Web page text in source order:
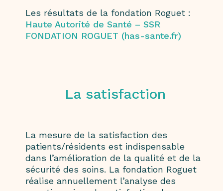
Les résultats de la fondation Roguet :
Haute Autorité de Santé – SSR
FONDATION ROGUET (has-sante.fr)
La satisfaction
La mesure de la satisfaction des
patients/résidents est indispensable
dans l’amélioration de la qualité et de la
sécurité des soins. La fondation Roguet
réalise annuellement l’analyse des